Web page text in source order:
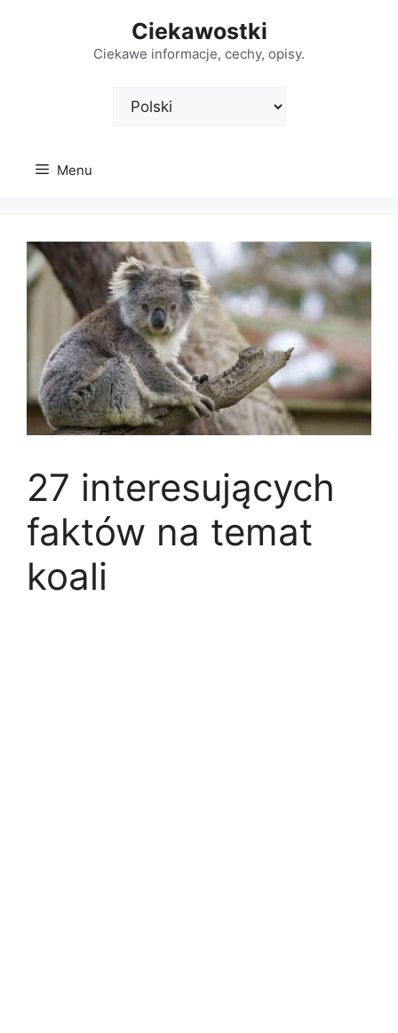
Ciekawostki
Ciekawe informacje, cechy, opisy.
Wybierz
język
Menu
27 interesujących
faktów na temat
koali